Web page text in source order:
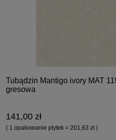
Tubądzin Mantigo ivory MAT
gresowa
141,00 zł
( 1 opakowanie płytek = 201,63 zł )